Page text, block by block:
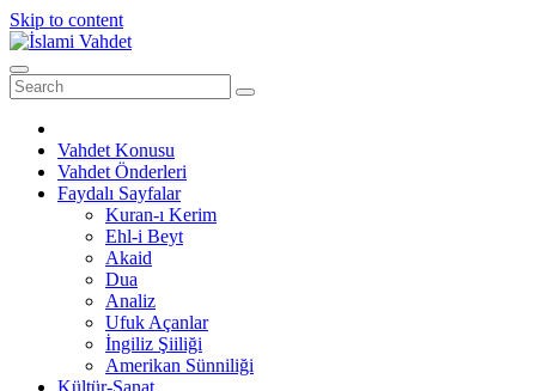
Skip to content
Vahdet Konusu
Vahdet Önderleri
Faydalı Sayfalar
Kuran-ı Kerim
Ehl-i Beyt
Akaid
Dua
Analiz
Ufuk Açanlar
İngiliz Şiiliği
Amerikan Sünniliği
Kültür-Sanat